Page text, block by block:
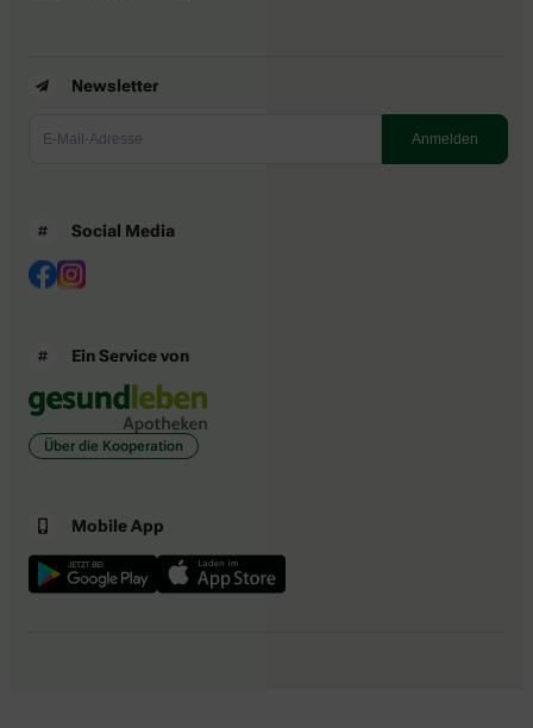
Newsletter
Social Media
Ein Service von
Über die Kooperation
Mobile App